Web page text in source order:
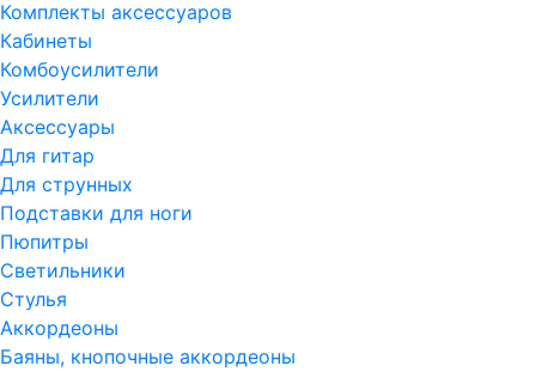
Комплекты аксессуаров
Кабинеты
Комбоусилители
Усилители
Аксессуары
Для гитар
Для струнных
Подставки для ноги
Пюпитры
Светильники
Стулья
Аккордеоны
Баяны, кнопочные аккордеоны